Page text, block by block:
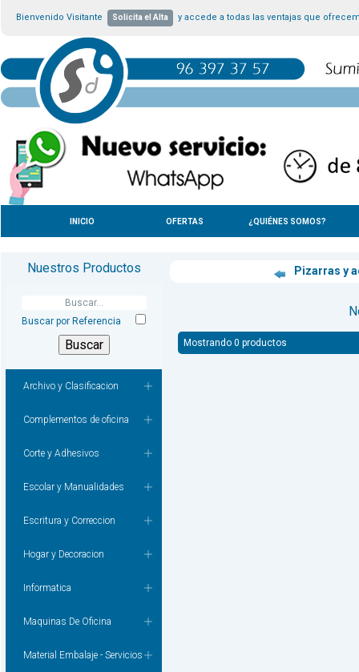
Bienvenido Visitante Solicita el Alta y accede a todas las ventajas que
INICIO OFERTAS ¿QUIÉNES SOMOS?
Nuestros Productos
Buscar por Referencia
Archivo y Clasificacion
Complementos de oficina
Corte y Adhesivos
Escolar y Manualidades
Escritura y Correccion
Hogar y Decoracion
Informatica
Maquinas De Oficina
Material Embalaje - Servicios
Pizarras y
Mostrando 0 productos